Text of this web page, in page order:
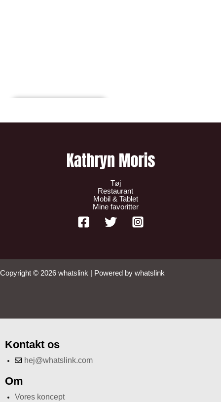
Tøj
Restaurant
Mobil & Tablet
Mine favoritter
Copyright © 2026 whatslink | Powered by whatslink
Kontakt os
hej@whatslink.com
Om
Vores koncept